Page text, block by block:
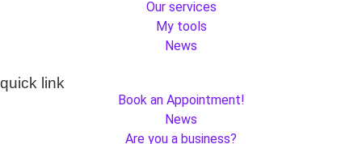
Our services
My tools
News
quick link
Book an Appointment!
News
Are you a business?